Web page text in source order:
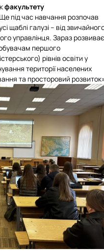
факультету
під час навчання розпочав
щаблі галузі – від
управлінця. Зараз розвиває
першого
рівнів освіти у
території населених
та просторовий